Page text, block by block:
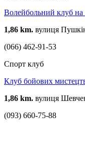
Волейбольний клуб на
1,86 km. вулиця
(066) 462-91-53
Спорт клуб
Клуб бойових
1,86 km. вулиця
(093) 660-75-88